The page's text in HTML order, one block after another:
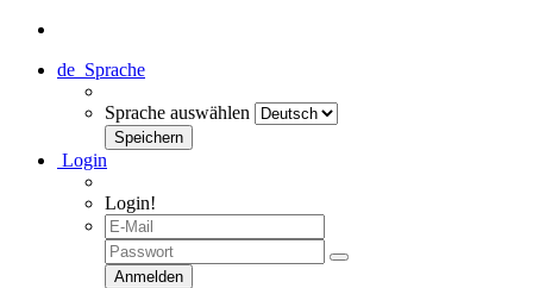
de Sprache
Sprache auswählen
Login
Login!